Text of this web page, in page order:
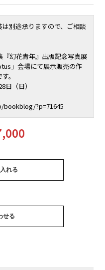
別途承りますので、ご相談
幻花青年』出版記念写真展
」会場にて展示販売の作
。
日（日）
bookblog/?p=71645